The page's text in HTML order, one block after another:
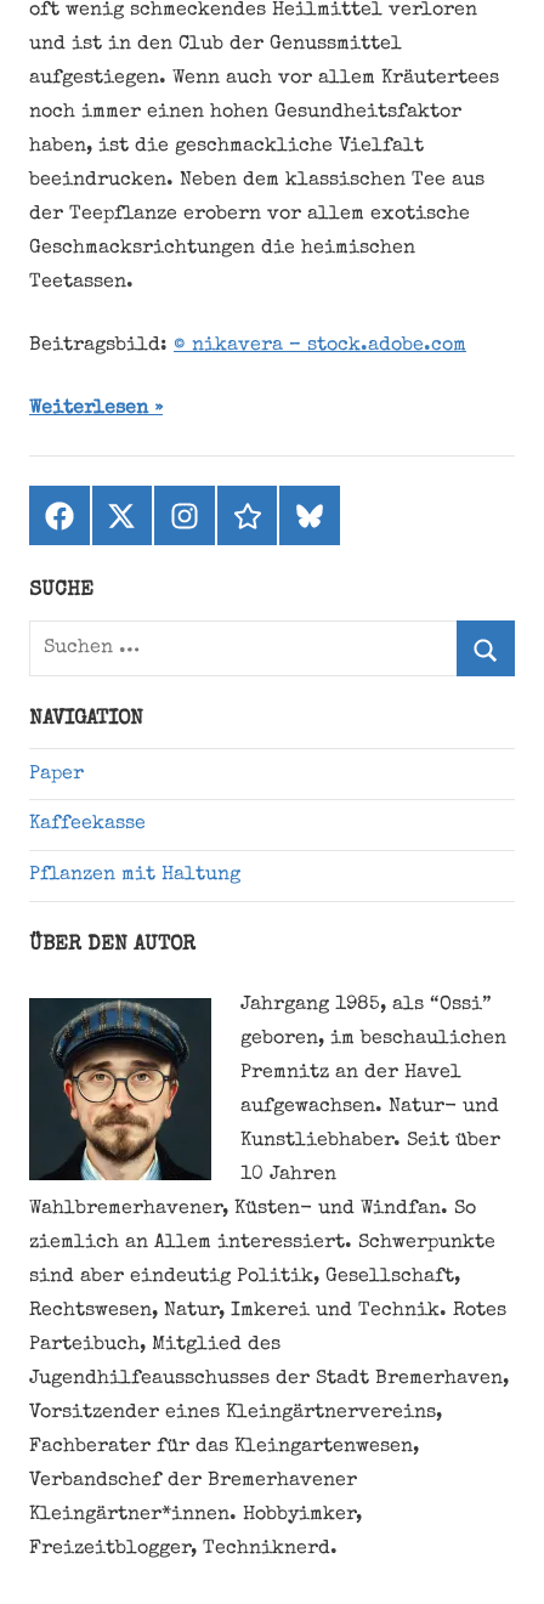
oft wenig schmeckendes Heilmittel verloren
und ist in den Club der Genussmittel
aufgestiegen. Wenn auch vor allem Kräutertees
noch immer einen hohen Gesundheitsfaktor
haben, ist die geschmackliche Vielfalt
beeindrucken. Neben dem klassischen Tee aus
der Teepflanze erobern vor allem exotische
Geschmacksrichtungen die heimischen
Teetassen.
Beitragsbild: © nikavera – stock.adobe.com
Weiterlesen
Facebook
X
(ehemals
Instagramthreadsbluesky
SUCHE
Suchen
NAVIGATION
Paper
Kaffeekasse
Pflanzen mit Haltung
ÜBER DEN AUTOR
Jahrgang 1985, als “Ossi”
geboren, im beschaulichen
Premnitz an der Havel
aufgewachsen. Natur- und
Kunstliebhaber. Seit über
10 Jahren
Wahlbremerhavener, Küsten- und Windfan. So
ziemlich an Allem interessiert. Schwerpunkte
sind aber eindeutig Politik, Gesellschaft,
Rechtswesen, Natur, Imkerei und Technik. Rotes
Parteibuch, Mitglied des
Jugendhilfeausschusses der Stadt Bremerhaven,
Vorsitzender eines Kleingärtnervereins,
Fachberater für das Kleingartenwesen,
Verbandschef der Bremerhavener
Kleingärtner*innen. Hobbyimker,
Freizeitblogger, Techniknerd.